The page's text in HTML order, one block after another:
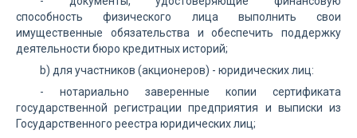
способность физического лица выполнить свои
имущественные обязательства и обеспечить поддержку
деятельности бюро кредитных историй;
b) для участников (акционеров) - юридических лиц:
- нотариально заверенные копии сертификата
государственной регистрации предприятия и выписки из
Государственного реестра юридических лиц;